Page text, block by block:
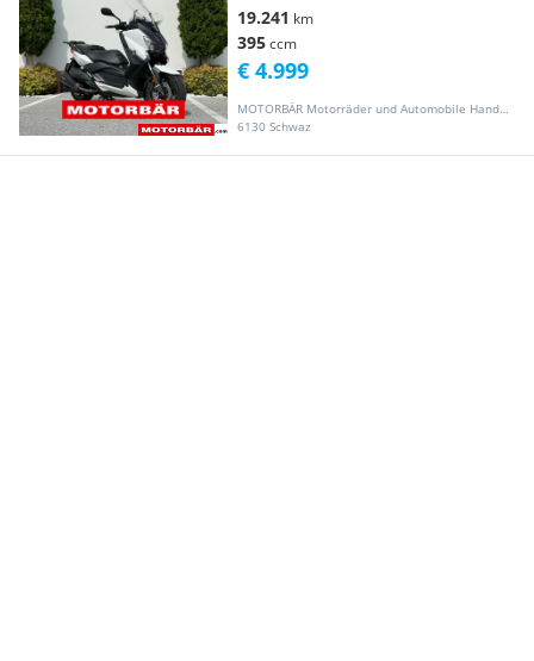
19.241 km
395ccm
MOTORBÄR Motorräder und Automobile Handelsgesellschaft m.b.H.
6130 Schwaz
€ 4.999